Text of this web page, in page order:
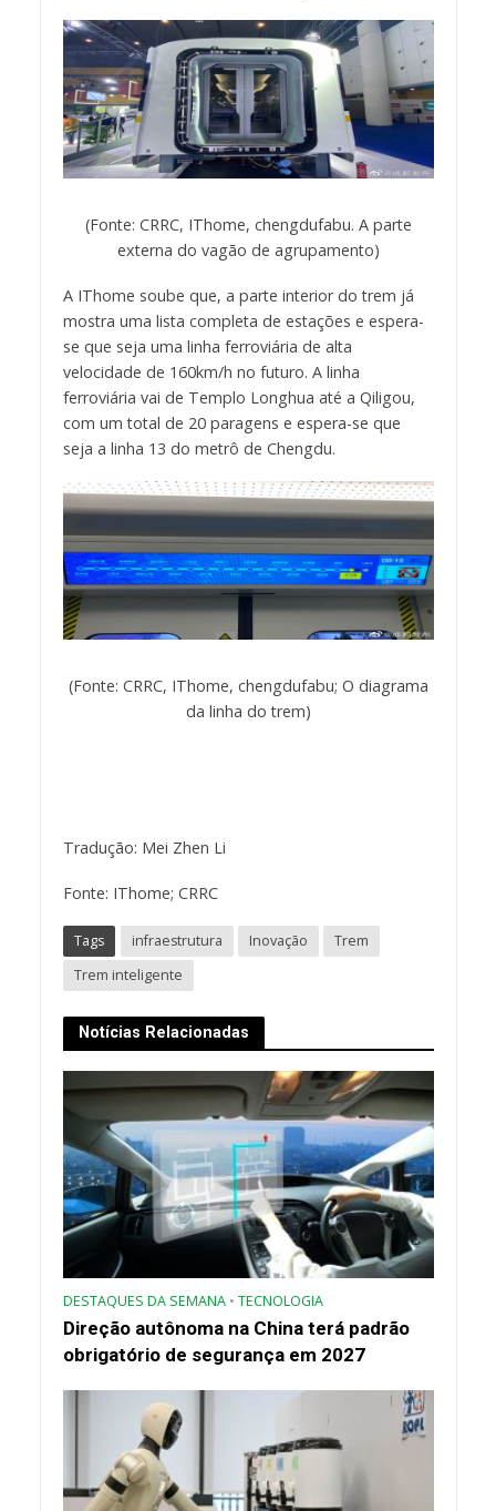
(Fonte: CRRC, IThome, chengdufabu. A parte
externa do vagão de agrupamento)
A IThome soube que, a parte interior do trem já
mostra uma lista completa de estações e espera-
se que seja uma linha ferroviária de alta
velocidade de 160km/h no futuro. A linha
ferroviária vai de Templo Longhua até a Qiligou,
com um total de 20 paragens e espera-se que
seja a linha 13 do metrô de Chengdu.
(Fonte: CRRC, IThome, chengdufabu; O diagrama
da linha do trem)
Tradução: Mei Zhen Li
Fonte: IThome; CRRC
Tags infraestrutura Inovação
Trem
Trem inteligente
Notícias Relacionadas
DESTAQUES DA SEMANA • TECNOLOGIA
Direção autônoma na China terá padrão
obrigatório de segurança em 2027